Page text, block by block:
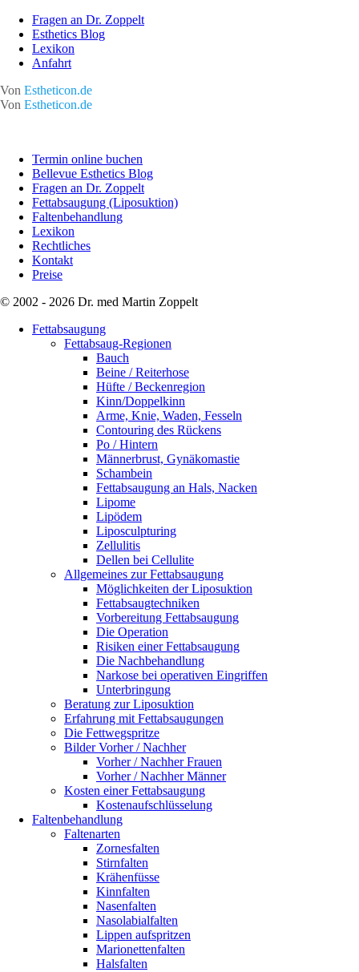
Fragen an Dr. Zoppelt
Esthetics Blog
Lexikon
Anfahrt
Von Estheticon.de
Von Estheticon.de
Termin online buchen
Bellevue Esthetics Blog
Fragen an Dr. Zoppelt
Fettabsaugung (Liposuktion)
Faltenbehandlung
Lexikon
Rechtliches
Kontakt
Preise
© 2002 - 2026 Dr. med Martin Zoppelt
Fettabsaugung
Fettabsaug-Regionen
Bauch
Beine / Reiterhose
Hüfte / Beckenregion
Kinn/Doppelkinn
Arme, Knie, Waden, Fesseln
Contouring des Rückens
Po / Hintern
Männerbrust, Gynäkomastie
Schambein
Fettabsaugung an Hals, Nacken
Lipome
Lipödem
Liposculpturing
Zellulitis
Dellen bei Cellulite
Allgemeines zur Fettabsaugung
Möglichkeiten der Liposuktion
Fettabsaugtechniken
Vorbereitung Fettabsaugung
Die Operation
Risiken einer Fettabsaugung
Die Nachbehandlung
Narkose bei operativen Eingriffen
Unterbringung
Beratung zur Liposuktion
Erfahrung mit Fettabsaugungen
Die Fettwegspritze
Bilder Vorher / Nachher
Vorher / Nachher Frauen
Vorher / Nachher Männer
Kosten einer Fettabsaugung
Kostenaufschlüsselung
Faltenbehandlung
Faltenarten
Zornesfalten
Stirnfalten
Krähenfüsse
Kinnfalten
Nasenfalten
Nasolabialfalten
Lippen aufspritzen
Marionettenfalten
Halsfalten